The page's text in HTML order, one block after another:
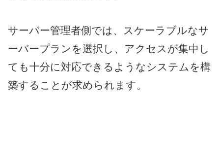
サーバー管理者側では、スケーラブルなサ
ーバープランを選択し、アクセスが集中し
ても十分に対応できるようなシステムを構
築することが求められます。